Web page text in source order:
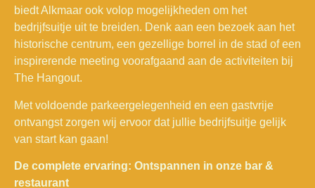
biedt Alkmaar ook volop mogelijkheden om het
bedrijfsuitje uit te breiden. Denk aan een bezoek aan het
historische centrum, een gezellige borrel in de stad of een
inspirerende meeting voorafgaand aan de activiteiten bij
The Hangout.
Met voldoende parkeergelegenheid en een gastvrije
ontvangst zorgen wij ervoor dat jullie bedrijfsuitje gelijk
van start kan gaan!
De complete ervaring: Ontspannen in onze bar &
restaurant